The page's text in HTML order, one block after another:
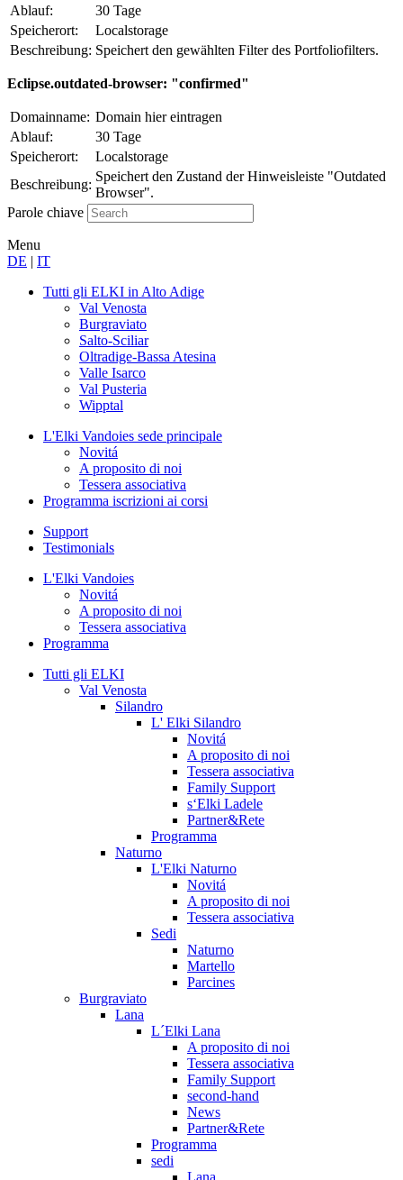
Ablauf:
30 Tage
Speicherort:
Localstorage
Beschreibung: Speichert den gewählten Filter des Portfoliofilters.
Eclipse.outdated-browser: "confirmed"
Domainname: Domain hier eintragen
Ablauf:
30 Tage
Speicherort:
Localstorage
Beschreibung:
Speichert den Zustand der Hinweisleiste "Outdated
Browser".
Parole chiave
Menu
DE | IT
Tutti gli ELKI in Alto Adige
Val Venosta
Burgraviato
Salto-Sciliar
Oltradige-Bassa Atesina
Valle Isarco
Val Pusteria
Wipptal
L'Elki Vandoies sede principale
Novitá
A proposito di noi
Tessera associativa
Programma iscrizioni ai corsi
Support
Testimonials
L'Elki Vandoies
Novitá
A proposito di noi
Tessera associativa
Programma
Tutti gli ELKI
Val Venosta
Silandro
L' Elki Silandro
Novitá
A proposito di noi
Tessera associativa
Family Support
s‘Elki Ladele
Partner&Rete
Programma
Naturno
L'Elki Naturno
Novitá
A proposito di noi
Tessera associativa
Sedi
Naturno
Martello
Parcines
Burgraviato
Lana
L´Elki Lana
A proposito di noi
Tessera associativa
Family Support
second-hand
News
Partner&Rete
Programma
sedi
Lana